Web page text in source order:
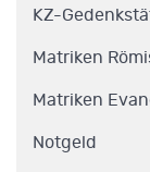
KZ-
Matriken
Matriken
Notgeld